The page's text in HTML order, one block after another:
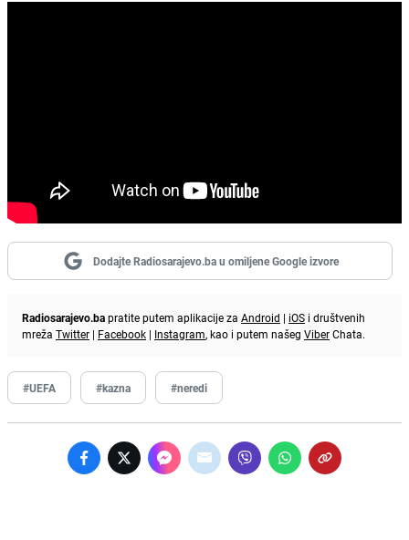
Dodajte Radiosarajevo.ba u omiljene Google izvore
Radiosarajevo.bapratite putem aplikacije za Android | iOS i društvenih
mreža Twitter | Facebook | Instagram, kao i putem našeg ViberChata.
#UEFA #kazna #neredi